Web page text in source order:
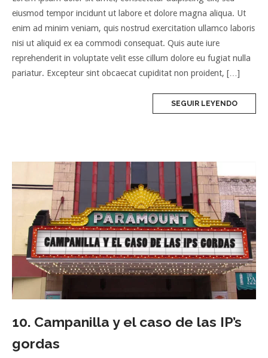
eiusmod tempor incidunt ut labore et dolore magna aliqua. Ut
enim ad minim veniam, quis nostrud exercitation ullamco laboris
nisi ut aliquid ex ea commodi consequat. Quis aute iure
reprehenderit in voluptate velit esse cillum dolore eu fugiat nulla
pariatur. Excepteur sint obcaecat cupiditat non proident, […]
SEGUIR LEYENDO
10. Campanilla y el caso de las IP’s
gordas